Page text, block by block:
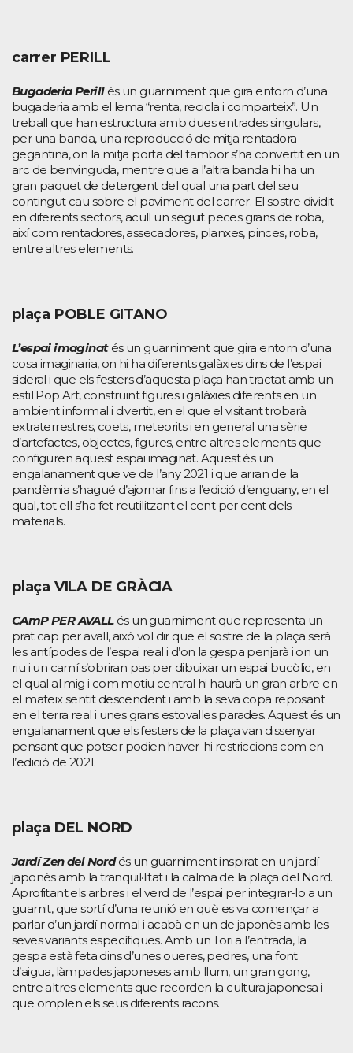
carrer PERILL
Bugaderia Perillés un guarniment que gira entorn d’una
bugaderia amb el lema “renta, recicla i comparteix”. Un
treball que han estructura amb dues entrades singulars,
per una banda, una reproducció de mitja rentadora
gegantina, on la mitja porta del tambor s’ha convertit en un
arc de benvinguda, mentre que a l’altra banda hi ha un
gran paquet de detergent del qual una part del seu
contingut cau sobre el paviment del carrer. El sostre dividit
en diferents sectors, acull un seguit peces grans de roba,
així com rentadores, assecadores, planxes, pinces, roba,
entre altres elements.
plaça POBLE GITANO
L’espai imaginatés un guarniment que gira entorn d’una
cosa imaginaria, on hi ha diferents galàxies dins de l’espai
sideral i que els festers d’aquesta plaça han tractat amb un
estil Pop Art, construint figures i galàxies diferents en un
ambient informal i divertit, en el que el visitant trobarà
extraterrestres, coets, meteorits i en general una sèrie
d’artefactes, objectes, figures, entre altres elements que
configuren aquest espai imaginat. Aquest és un
engalanament que ve de l’any 2021 i que arran de la
pandèmia s’hagué d’ajornar fins a l’edició d’enguany, en el
qual, tot ell s’ha fet reutilitzant el cent per cent dels
materials.
plaça VILA DE GRÀCIA
CAmP PER AVALLés un guarniment que representa un
prat cap per avall, això vol dir que el sostre de la plaça serà
les antípodes de l’espai real i d’on la gespa penjarà i on un
riu i un camí s’obriran pas per dibuixar un espai bucòlic, en
el qual al mig i com motiu central hi haurà un gran arbre en
el mateix sentit descendent i amb la seva copa reposant
en el terra real i unes grans estovalles parades. Aquest és un
engalanament que els festers de la plaça van dissenyar
pensant que potser podien haver-hi restriccions com en
l’edició de 2021.
plaça DEL NORD
Jardí Zen del Nordés un guarniment inspirat en un jardí
japonès amb la tranquil·litat i la calma de la plaça del Nord.
Aprofitant els arbres i el verd de l’espai per integrar-lo a un
guarnit, que sortí d’una reunió en què es va començar a
parlar d’un jardí normal i acabà en un de japonès amb les
seves variants específiques. Amb un Tori a l’entrada, la
gespa està feta dins d’unes oueres, pedres, una font
d’aigua, làmpades japoneses amb llum, un gran gong,
entre altres elements que recorden la cultura japonesa i
que omplen els seus diferents racons.